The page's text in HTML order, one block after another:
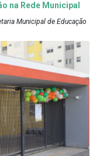
na Rede Municipal
Municipal de Educação